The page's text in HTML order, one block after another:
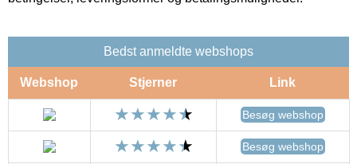
Bedst anmeldte webshops
Webshop Stjerner Link
Besøg webshop
Besøg webshop